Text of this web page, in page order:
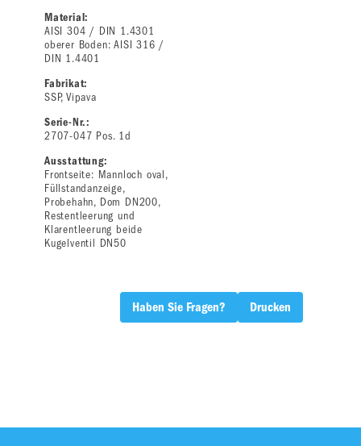
Material:
AISI 304 / DIN 1.4301
oberer Boden: AISI 316 /
DIN 1.4401
Fabrikat:
SSP, Vipava
Serie-Nr.:
2707-047 Pos. 1d
Ausstattung:
Frontseite: Mannloch oval,
Füllstandanzeige,
Probehahn, Dom DN200,
Restentleerung und
Klarentleerung beide
Kugelventil DN50
Haben Sie Fragen? Drucken